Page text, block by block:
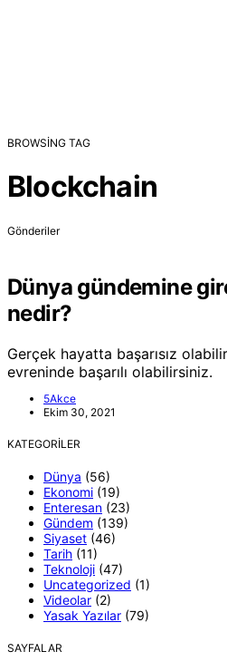
BROWSING TAG
Blockchain
Gönderiler
Dünya gündemine
nedir?
Gerçek hayatta başarısız
evreninde başarılı olabilirsiniz.
5Akce
Ekim 30, 2021
KATEGORILER
Dünya (56)
Ekonomi (19)
Enteresan (23)
Gündem (139)
Siyaset (46)
Tarih (11)
Teknoloji (47)
Uncategorized (1)
Videolar (2)
Yasak Yazılar (79)
SAYFALAR